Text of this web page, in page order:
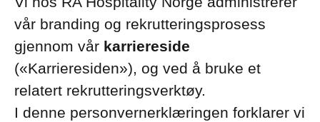
vår branding og rekrutteringsprosess
gjennom vår karriereside
(«Karrieresiden»), og ved å bruke et
relatert rekrutteringsverktøy.
I denne personvernerklæringen forklarer vi